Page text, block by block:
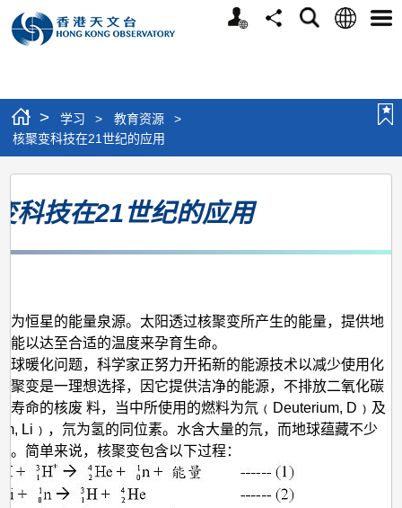
个
分
搜
语
选
> 学习 > 教育资源
>
核聚变科技在21世纪的应用
核
聚
在
21
世
纪
的
应
用
科技在21世纪的应用
为恒星的能量泉源。太阳透过核聚变所产生的能量，提供地
能以达至合适的温度来孕育生命。
球暖化问题，科学家正努力开拓新的能源技术以减少使用化
聚变是一理想选择，因它提供洁净的能源，不排放二氧化碳
寿命的核废 料，当中所使用的燃料为氘﹙Deuterium, D﹚及
Li﹚，氘为氢的同位素。水含大量的氘，而地球蕴藏不少
。简单来说，核聚变包含以下过程：